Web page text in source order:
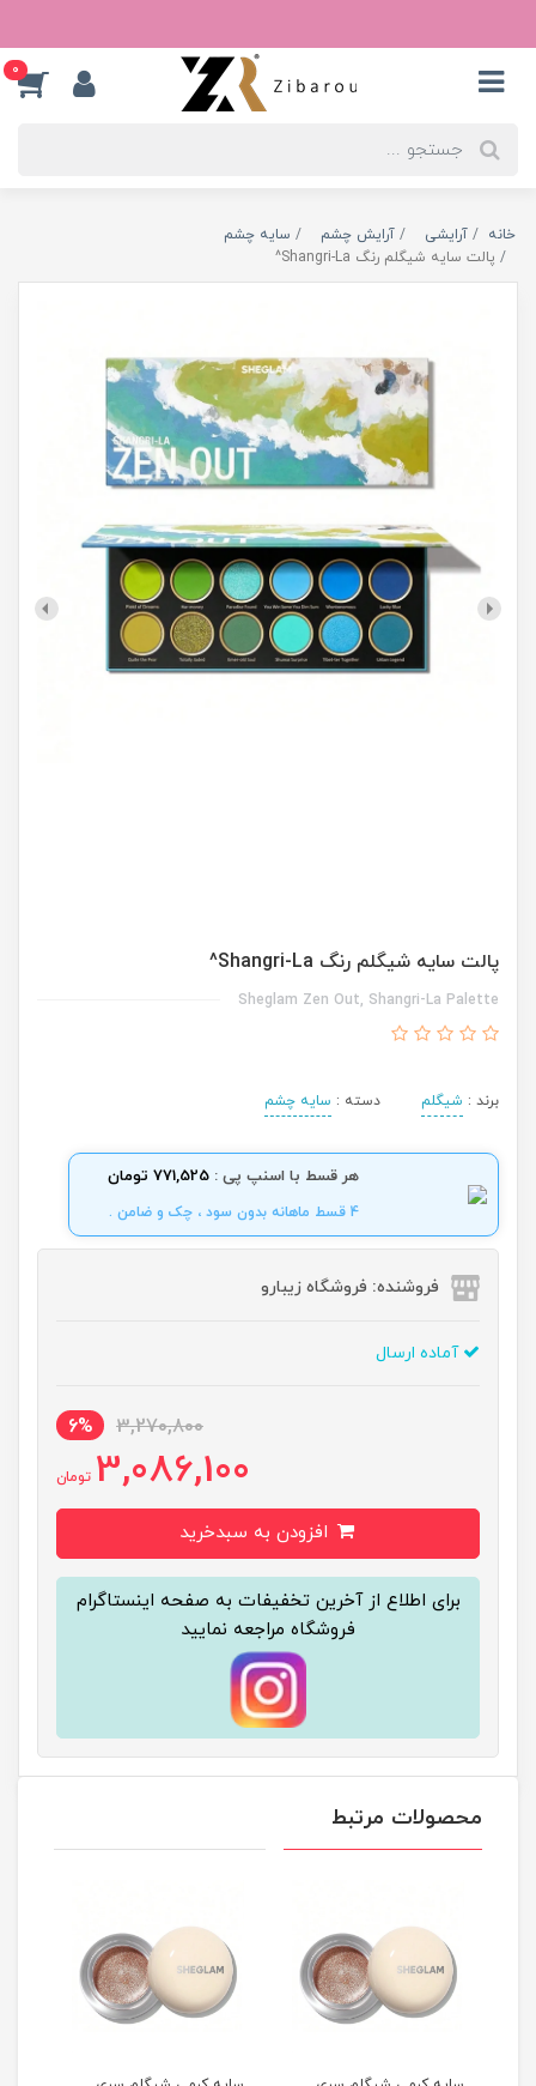
0
خانه آرایشی آرایش چشم
سایه چشم
پالت سایه شیگلم رنگ Shangri-La^
پالت سایه شیگلم رنگ Shangri-La^
Sheglam Zen Out, Shangri-La Palette
برند : شیگلم دسته : سایه چشم
هر قسط با اسنپ پی : 771,525 تومان
4 قسط ماهانه بدون سود ، چک و ضامن .
فروشنده: فروشگاه زیبارو
آماده ارسال
3,270,800
6%
3,086,100 تومان
برای اطلاع از آخرین تخفیفات به صفحه اینستاگرام
فروشگاه مراجعه نمایید
محصولات مرتبط